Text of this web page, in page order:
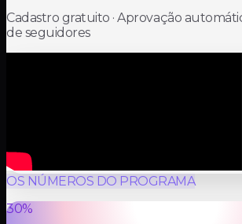
Cadastro gratuito · Aprovação
de seguidores
OS NÚMEROS DO PROGRAMA
30%